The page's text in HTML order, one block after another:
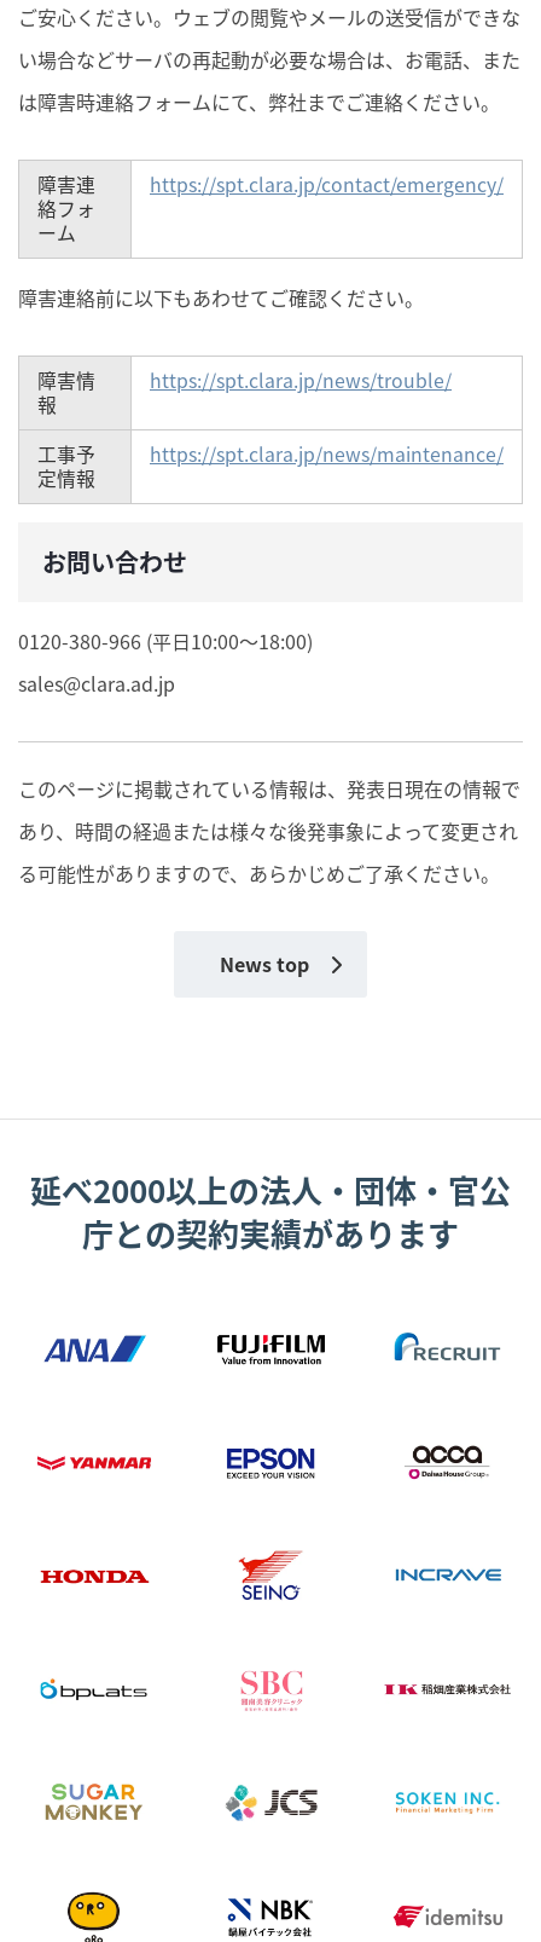
ご安心ください。ウェブの閲覧やメールの送受信ができな
い場合などサーバの再起動が必要な場合は、お電話、また
は障害時連絡フォームにて、弊社までご連絡ください。
障害連
絡フォ
ーム
https://spt.clara.jp/contact/emergency/
障害連絡前に以下もあわせてご確認ください。
障害情
報
https://spt.clara.jp/news/trouble/
工事予
定情報
https://spt.clara.jp/news/maintenance/
お問い合わせ
0120-380-966 (平日10:00～18:00)
sales@clara.ad.jp
このページに掲載されている情報は、発表日現在の情報で
あり、時間の経過または様々な後発事象によって変更され
る可能性がありますので、あらかじめご了承ください。
News top
延べ2000以上の法人・団体・官公
庁との契約実績があります